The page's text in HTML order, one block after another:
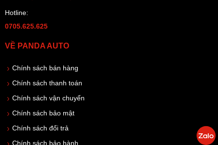
Hotline:
0705.625.625
VỀ PANDA AUTO
Chính sách bán hàng
Chính sách thanh toán
Chính sách vận chuyển
Chính sách bảo mật
Chính sách đổi trả
Chính sách bảo hành